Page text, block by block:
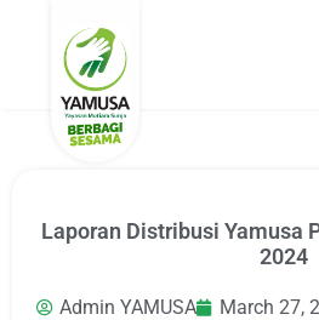
Laporan Distribusi Yamusa
2024
Admin YAMUSA March 27,